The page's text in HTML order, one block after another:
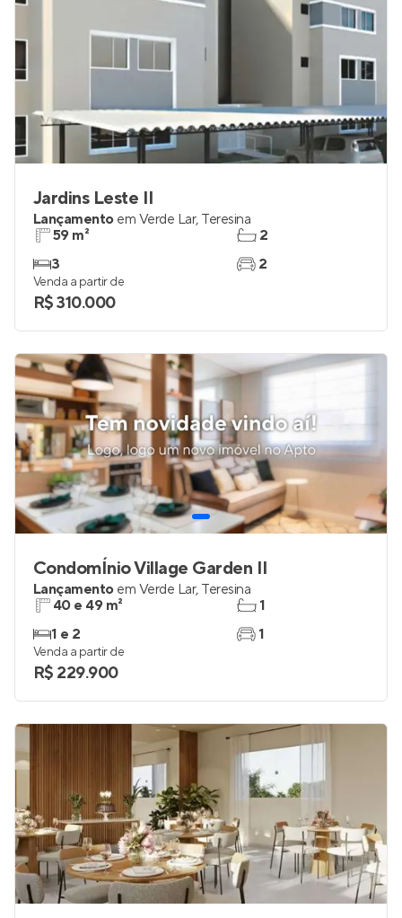
Jardins Leste II
Lançamento em Verde Lar, Teresina
59 m²
3
2
2
Venda a partir de
R$ 310.000
CondomÍnio Village Garden II
Lançamento em Verde Lar, Teresina
40 e 49 m²
1 e 2
1
1
Venda a partir de
R$ 229.900